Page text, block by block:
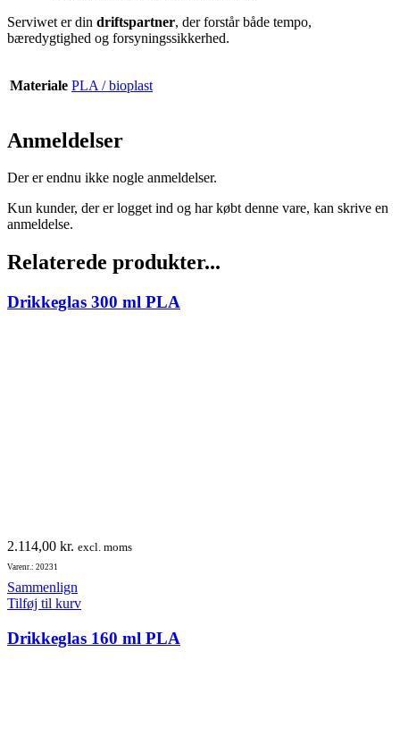
Serviwet er din driftspartner, der forstår både tempo,
bæredygtighed og forsyningssikkerhed.
Materiale PLA / bioplast
Anmeldelser
Der er endnu ikke nogle anmeldelser.
Kun kunder, der er logget ind og har købt denne vare, kan skrive en
anmeldelse.
Relaterede produkter...
Drikkeglas 300 ml PLA
2.114,00 kr. excl. moms
Varenr.: 20231
Sammenlign
Tilføj til kurv
Drikkeglas 160 ml PLA